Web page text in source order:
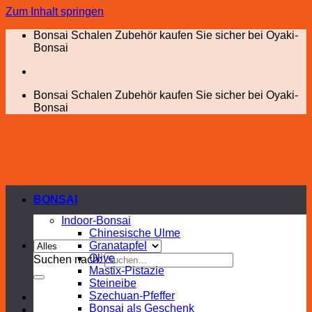
Zum Inhalt springen
Bonsai Schalen Zubehör kaufen Sie sicher bei Oyaki-
Bonsai
Bonsai Schalen Zubehör kaufen Sie sicher bei Oyaki-
Bonsai
Suchen nach:
BONSAI
Indoor-Bonsai
Chinesische Ulme
Granatapfel
Olive
Mastix-Pistazie
Steineibe
Szechuan-Pfeffer
Bonsai als Geschenk